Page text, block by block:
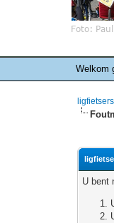
Welkom
U bent